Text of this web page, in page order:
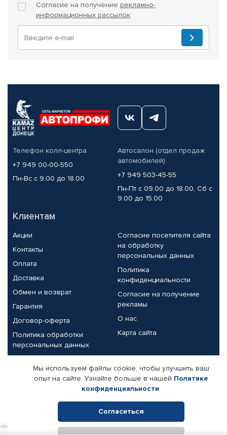
Согласие на получение рекламно-
информационных рассылок
Телефон колл-центра
+7 949 00-00-550
Пн-Вс с 9.00 до 18.00
Автосалон (отдел продаж
автомобилей)
+7 949 503-45-55
Пн-Пт с 09.00 до 18.00, Сб с
9.00 до 15.00
Клиентам
Акции
Контакты
Оплата
Доставка
Обмен и возврат
Гарантия
Договор-оферта
Политика обработки
персональных данных
Согласие посетителя сайта
на обработку
персональных данных
Политика
конфиденциальности
Согласие на получение
рекламы
О нас
Карта сайта
Партнерам
Корпоративным клиентам
Поставщикам
Реквизиты компании
Мы используем файлы cookie, чтобы улучшить ваш
опыт на сайте. Узнайте больше в нашей Политике
конфиденциальности.
Согласиться